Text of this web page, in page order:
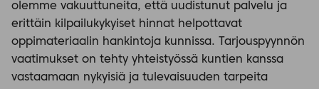
olemme vakuuttuneita, että uudistunut palvelu ja
erittäin kilpailukykyiset hinnat helpottavat
oppimateriaalin hankintoja kunnissa. Tarjouspyynnön
vaatimukset on tehty yhteistyössä kuntien kanssa
vastaamaan nykyisiä ja tulevaisuuden tarpeita